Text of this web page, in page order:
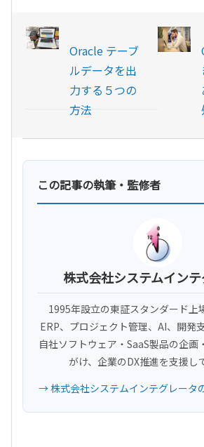
Oracle テーブ
ルデータを出
力する５つの
方法
この記事の執筆・監修者
株式会社システムイン
1995年設立の東証スタンダード上
ERP、プロジェクト管理、AI、開発
自社ソフトウェア・SaaS製品の企画
がけ、企業のDX推進を支援し
→ 株式会社システムインテグレータ